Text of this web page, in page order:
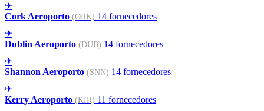
✈
Cork Aeroporto (ORK) 14 fornecedores
✈
Dublin Aeroporto (DUB) 14 fornecedores
✈
Shannon Aeroporto (SNN) 14 fornecedores
✈
Kerry Aeroporto (KIR) 11 fornecedores